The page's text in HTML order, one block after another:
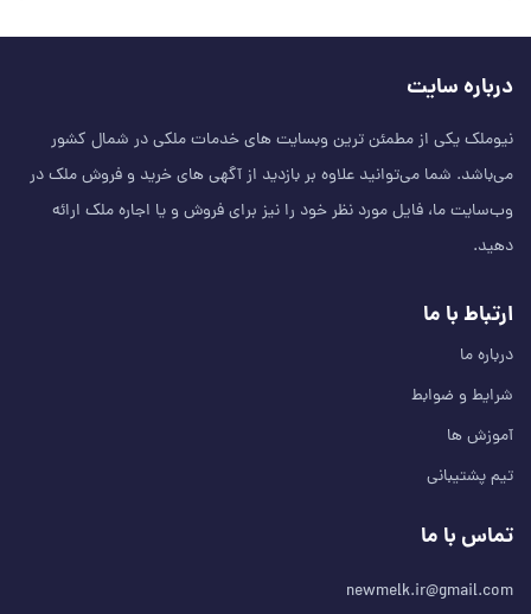
درباره سایت
نیوملک یکی از مطمئن‌ ترین وبسایت های خدمات ملکی در شمال کشور
می‌باشد. شما می‌توانید علاوه بر بازدید از آگهی های خرید و فروش ملک در
وب‌سایت ما، فایل مورد نظر خود را نیز برای فروش و یا اجاره ملک ارائه
دهید.
ارتباط با ما
درباره ما
شرایط و ضوابط
آموزش ها
تیم پشتیبانی
تماس با ما
newmelk.ir@gmail.com